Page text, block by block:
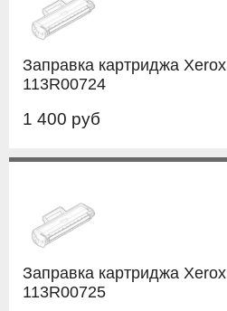
Заправка картриджа Xerox
113R00724
1 400 руб
Заправка картриджа Xerox
113R00725